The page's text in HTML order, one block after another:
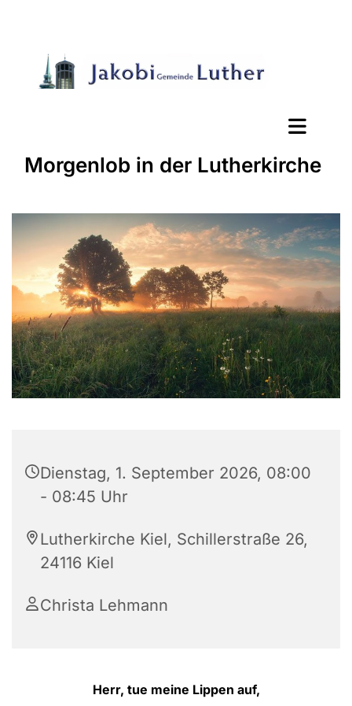
Morgenlob in der Lutherkirche
Dienstag, 1. September 2026, 08:00
- 08:45 Uhr
Lutherkirche Kiel, Schillerstraße 26,
24116 Kiel
Christa Lehmann
Herr, tue meine Lippen auf,